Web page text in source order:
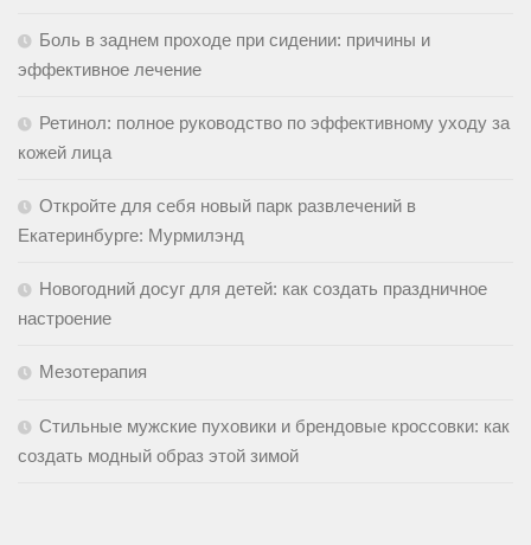
Боль в заднем проходе при сидении: причины и
эффективное лечение
Ретинол: полное руководство по эффективному уходу за
кожей лица
Откройте для себя новый парк развлечений в
Екатеринбурге: Мурмилэнд
Новогодний досуг для детей: как создать праздничное
настроение
Мезотерапия
Стильные мужские пуховики и брендовые кроссовки: как
создать модный образ этой зимой